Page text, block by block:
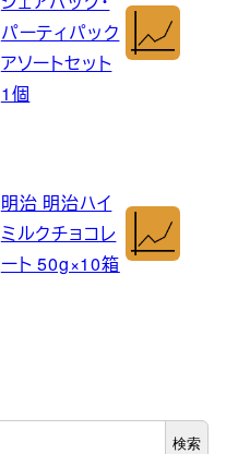
パーティパック
アソートセット
1個
明治 明治ハイ
ミルクチョコレ
ート 50g×10箱
検索